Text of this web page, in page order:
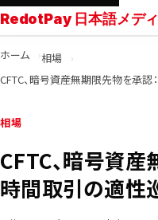
RedotPay 日本語メデ
RedotPayガイド
カード比較
学ぶ
ホーム
相場
CFTC、暗号資産無期限先物を承
相場
CFTC、暗号資
時間取引の適性